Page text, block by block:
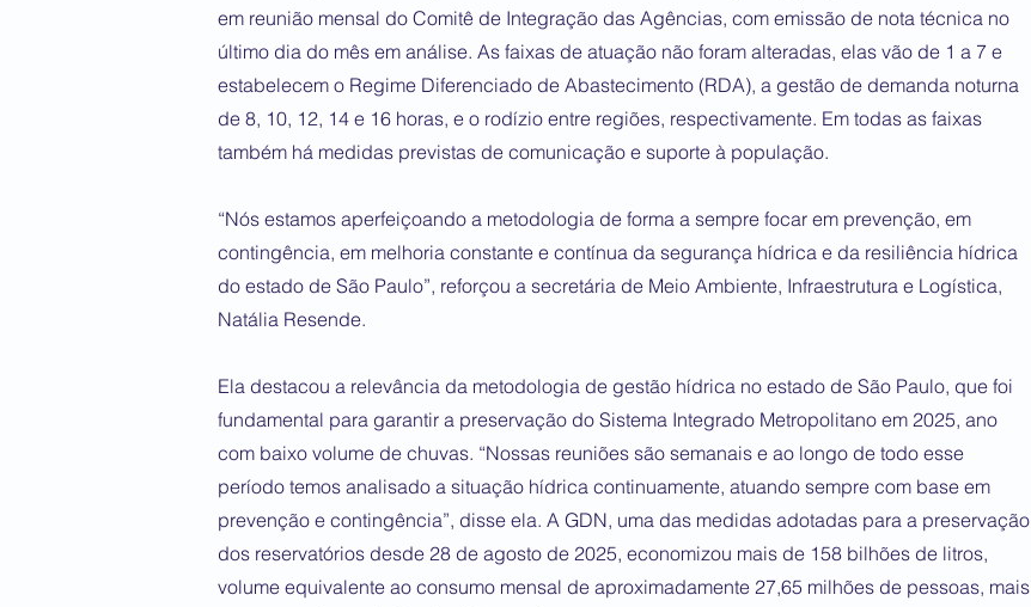
em reunião mensal do Comitê de Integração das Agências, com emissão de nota técnica no
último dia do mês em análise. As faixas de atuação não foram alteradas, elas vão de 1 a 7 e
estabelecem o Regime Diferenciado de Abastecimento (RDA), a gestão de demanda noturna
de 8, 10, 12, 14 e 16 horas, e o rodízio entre regiões, respectivamente. Em todas as faixas
também há medidas previstas de comunicação e suporte à população.
“Nós estamos aperfeiçoando a metodologia de forma a sempre focar em prevenção, em
contingência, em melhoria constante e contínua da segurança hídrica e da resiliência hídrica
do estado de São Paulo”, reforçou a secretária de Meio Ambiente, Infraestrutura e Logística,
Natália Resende.
Ela destacou a relevância da metodologia de gestão hídrica no estado de São Paulo, que foi
fundamental para garantir a preservação do Sistema Integrado Metropolitano em 2025, ano
com baixo volume de chuvas. “Nossas reuniões são semanais e ao longo de todo esse
período temos analisado a situação hídrica continuamente, atuando sempre com base em
prevenção e contingência”, disse ela. A GDN, uma das medidas adotadas para a preservação
dos reservatórios desde 28 de agosto de 2025, economizou mais de 158 bilhões de litros,
volume equivalente ao consumo mensal de aproximadamente 27,65 milhões de pessoas, mais